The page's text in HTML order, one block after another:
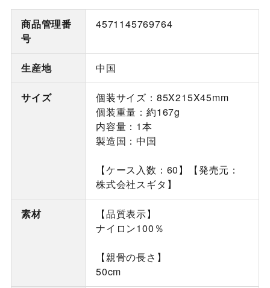
商品管理番
号
4571145769764
生産地 中国
サイズ
個装サイズ：85X215X45mm
個装重量：約167g
内容量：1本
製造国：中国
【ケース入数：60】【発売元：
株式会社スギタ】
素材
【品質表示】
ナイロン100％
【親骨の長さ】
50cm